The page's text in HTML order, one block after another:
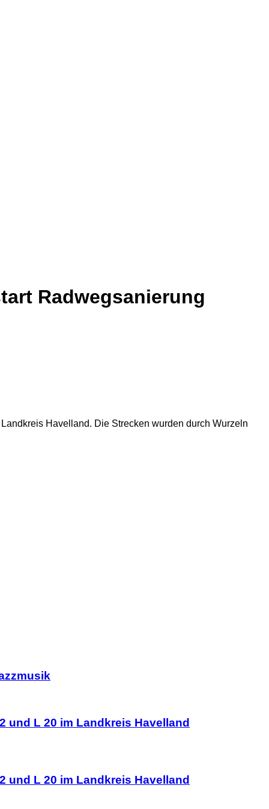
Radwegsanierung
Havelland. Die Strecken wurden durch Wurzeln
und L 20 im Landkreis Havelland
und L 20 im Landkreis Havelland